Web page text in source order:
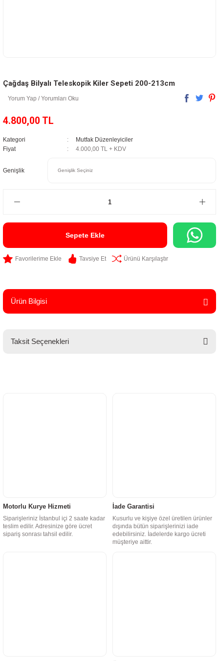
Çağdaş Bilyalı Teleskopik Kiler Sepeti 200-213cm
Yorum Yap / Yorumları Oku
4.800,00 TL
Kategori
Mutfak Düzenleyiciler
Fiyat
4.000,00 TL + KDV
Genişlik
Sepete Ekle
Tavsiye Et Ürünü Karşılaştır
Ürün Bilgisi
Taksit Seçenekleri
Motorlu Kurye Hizmeti
Siparişleriniz İstanbul içi 2 saate kadar
teslim edilir. Adresinize göre ücret
sipariş sonrası tahsil edilir.
İade Garantisi
Kusurlu ve kişiye özel üretilen ürünler
dışında bütün siparişlerinizi iade
edebilirsiniz. İadelerde kargo ücreti
müşteriye aittir.